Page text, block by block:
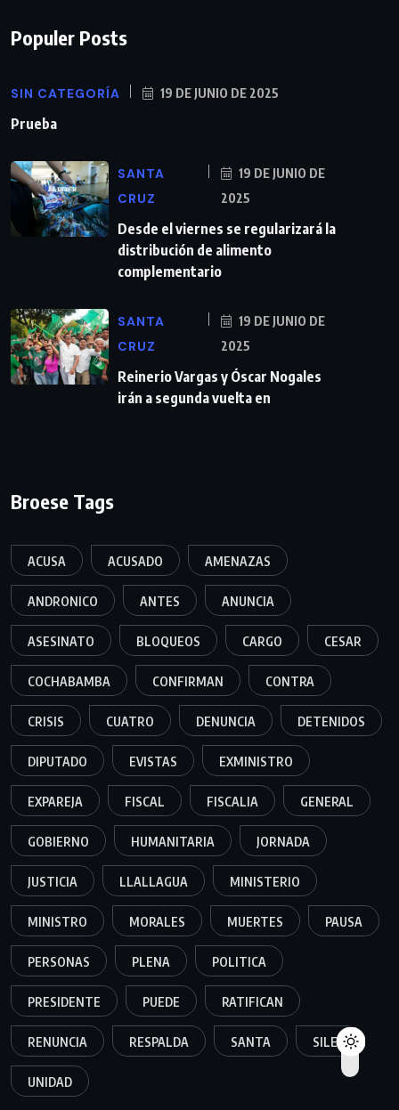
Populer Posts
SIN CATEGORÍA 19 DE JUNIO DE 2025
Prueba
SANTA
CRUZ
19 DE JUNIO DE
2025
Desde el viernes se regularizará la
distribución de alimento
complementario
SANTA
CRUZ
19 DE JUNIO DE
2025
Reinerio Vargas y Óscar Nogales
irán a segunda vuelta en
Broese Tags
ACUSA ACUSADO AMENAZAS
ANDRONICO ANTES ANUNCIA
ASESINATO BLOQUEOS CARGO CESAR
COCHABAMBA CONFIRMAN CONTRA
CRISIS CUATRO DENUNCIA DETENIDOS
DIPUTADO EVISTAS EXMINISTRO
EXPAREJA FISCAL FISCALIA GENERAL
GOBIERNO HUMANITARIA JORNADA
JUSTICIA LLALLAGUA MINISTERIO
MINISTRO MORALES MUERTES PAUSA
PERSONAS PLENA POLITICA
PRESIDENTE PUEDE RATIFICAN
RENUNCIA RESPALDA SANTA SILES
UNIDAD